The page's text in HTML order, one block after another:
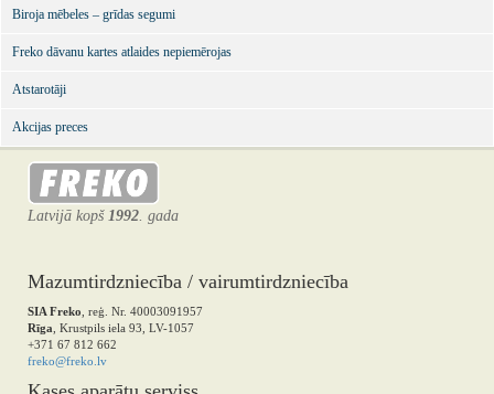
Biroja mēbeles – grīdas segumi
Freko dāvanu kartes atlaides nepiemērojas
Atstarotāji
Akcijas preces
Latvijā kopš 1992. gada
Mazumtirdzniecība / vairumtirdzniecība
SIA Freko , reģ. Nr. 40003091957
Rīga , Krustpils iela 93, LV-1057
+371 67 812 662
freko@freko.lv